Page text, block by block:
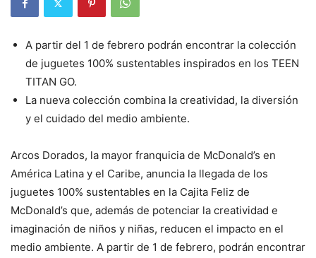
A partir del 1 de febrero podrán encontrar la colección
de juguetes 100% sustentables inspirados en los TEEN
TITAN GO.
La nueva colección combina la creatividad, la diversión
y el cuidado del medio ambiente.
Arcos Dorados, la mayor franquicia de McDonald’s en
América Latina y el Caribe, anuncia la llegada de los
juguetes 100% sustentables en la Cajita Feliz de
McDonald’s que, además de potenciar la creatividad e
imaginación de niños y niñas, reducen el impacto en el
medio ambiente. A partir de 1 de febrero, podrán encontrar